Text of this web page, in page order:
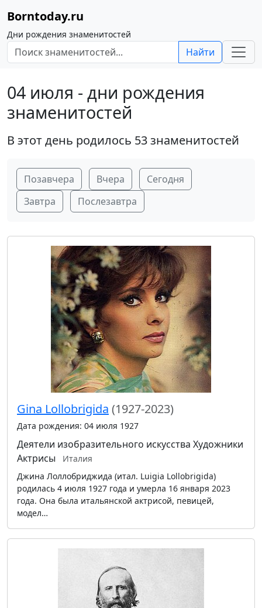
Borntoday.ru
Дни рождения знаменитостей
Найти
04 июля - дни рождения
знаменитостей
В этот день родилось 53 знаменитостей
Позавчера Вчера
Сегодня
Завтра
Послезавтра
Gina Lollobrigida (1927-2023)
Дата рождения: 04 июля 1927
Деятели изобразительного искусства Художники
Актрисы
Италия
Джина Лоллобриджида (итал. Luigia Lollobrigida)
родилась 4 июля 1927 года и умерла 16 января 2023
года. Она была итальянской актрисой, певицей,
модел…